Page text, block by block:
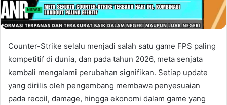
Counter-Strike selalu menjadi salah satu game FPS paling
kompetitif di dunia, dan pada tahun 2026, meta senjata
kembali mengalami perubahan signifikan. Setiap update
yang dirilis oleh pengembang membawa penyesuaian
pada recoil, damage, hingga ekonomi dalam game yang